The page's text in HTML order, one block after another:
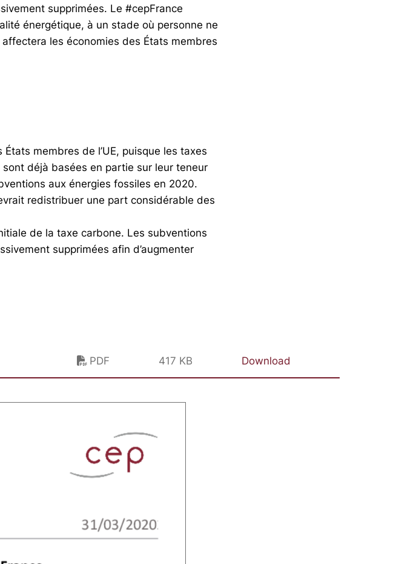
supprimées. Le #cepFrance
énergétique, à un stade où personne ne
les économies des États membres
membres de l’UE, puisque les taxes
déjà basées en partie sur leur teneur
aux énergies fossiles en 2020.
redistribuer une part considérable des
de la taxe carbone. Les subventions
supprimées afin d’augmenter
PDF 417 KB Download